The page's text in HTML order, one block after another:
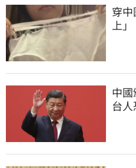
穿
上
中
台